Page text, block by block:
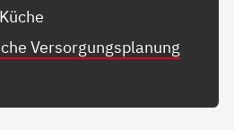
Versorgungsplanung